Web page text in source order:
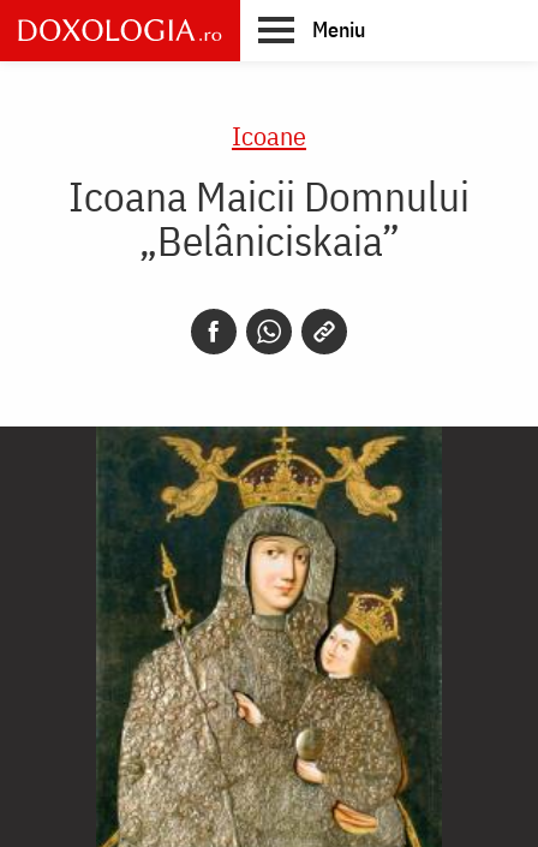
Skip
to
main
Meniu
Icoane
Icoana Maicii Domnului
„Belâniciskaia”